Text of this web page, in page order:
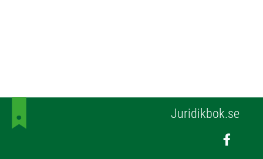
Juridikbok.se